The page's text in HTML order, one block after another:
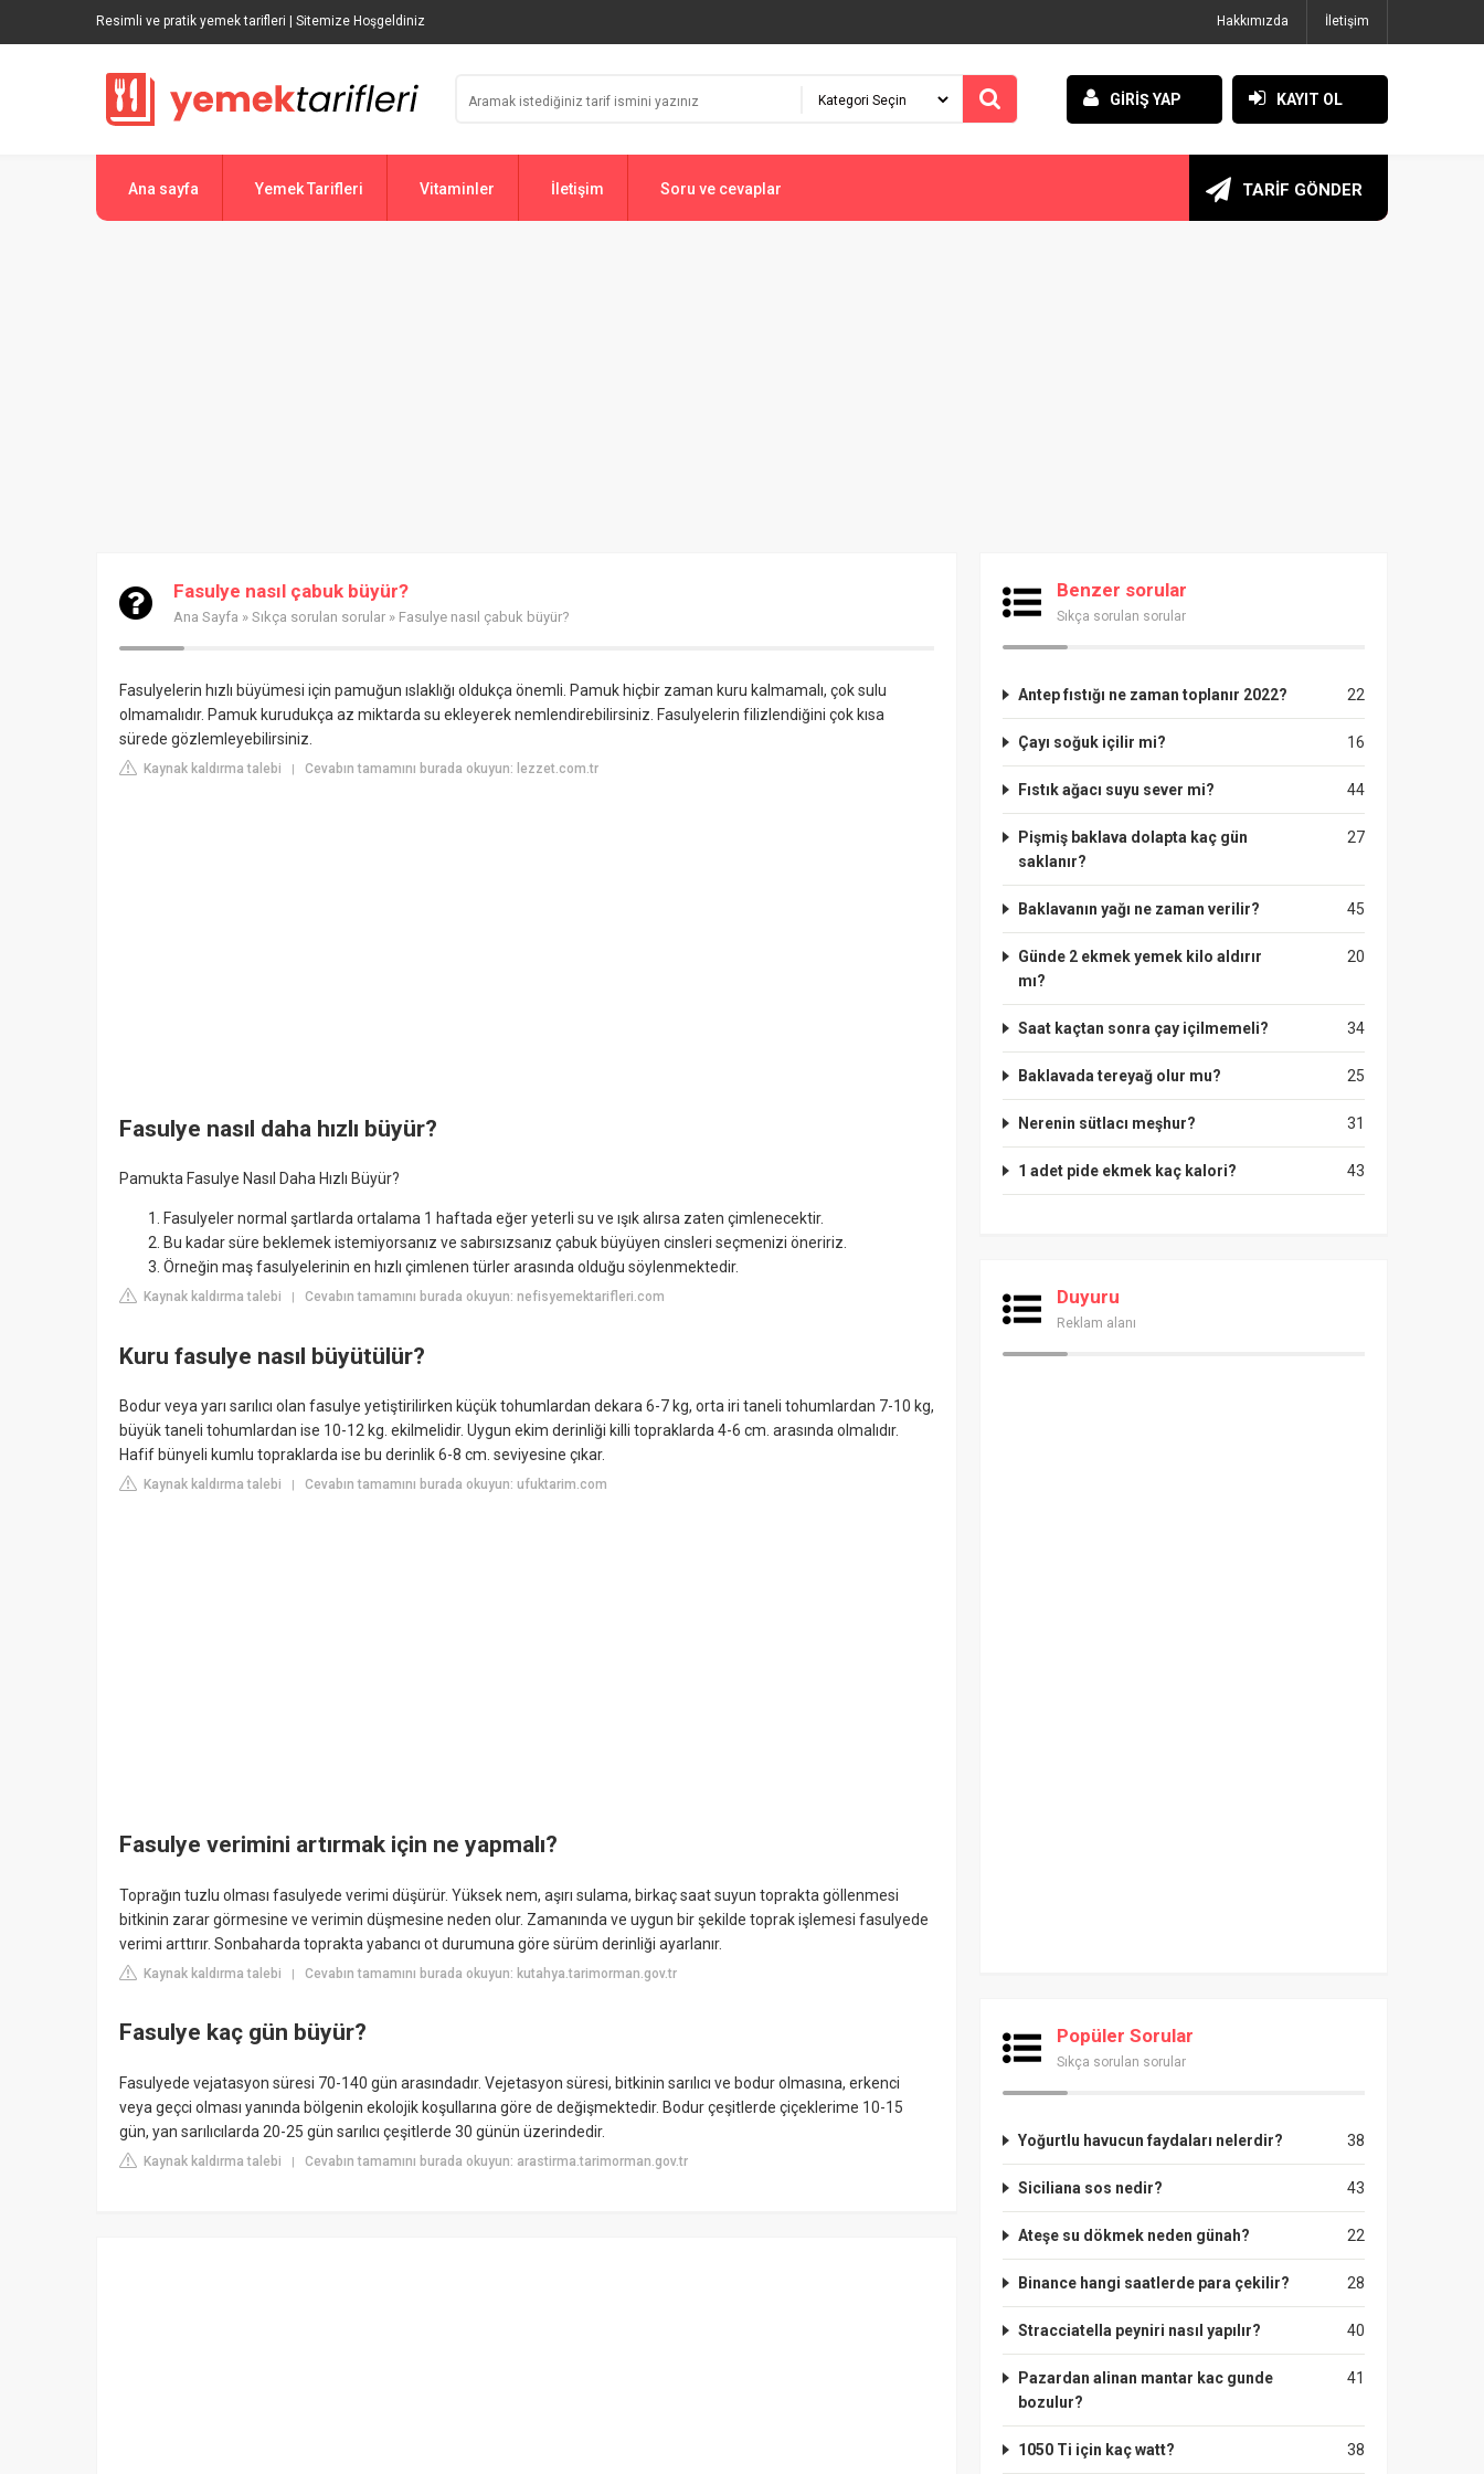
Resimli ve pratik yemek tarifleri | Sitemize Hoşgeldiniz Hakkımızda İletişim
GİRİŞ YAP KAYIT OL
Ana sayfa Yemek Tarifleri Vitaminler İletişim Soru ve cevaplar TARİF GÖNDER
Fasulye nasıl çabuk büyür?
Ana Sayfa » Sıkça sorulan sorular » Fasulye nasıl çabuk büyür?
Fasulyelerin hızlı büyümesi için pamuğun ıslaklığı oldukça önemli. Pamuk hiçbir zaman kuru kalmamalı, çok sulu
olmamalıdır. Pamuk kurudukça az miktarda su ekleyerek nemlendirebilirsiniz. Fasulyelerin filizlendiğini çok kısa
sürede gözlemleyebilirsiniz.
Kaynak kaldırma talebi | Cevabın tamamını burada okuyun: lezzet.com.tr
Fasulye nasıl daha hızlı büyür?
Pamukta Fasulye Nasıl Daha Hızlı Büyür?
Fasulyeler normal şartlarda ortalama 1 haftada eğer yeterli su ve ışık alırsa zaten çimlenecektir.
Bu kadar süre beklemek istemiyorsanız ve sabırsızsanız çabuk büyüyen cinsleri seçmenizi öneririz.
Örneğin maş fasulyelerinin en hızlı çimlenen türler arasında olduğu söylenmektedir.
Kaynak kaldırma talebi Cevabın tamamını burada okuyun: nefisyemektarifleri.com
Kuru fasulye nasıl büyütülür?
Bodur veya yarı sarılıcı olan fasulye yetiştirilirken küçük tohumlardan dekara 6-7 kg, orta iri taneli tohumlardan 7-10 kg,
büyük taneli tohumlardan ise 10-12 kg. ekilmelidir. Uygun ekim derinliği killi topraklarda 4-6 cm. arasında olmalıdır.
Hafif bünyeli kumlu topraklarda ise bu derinlik 6-8 cm. seviyesine çıkar.
Kaynak kaldırma talebi Cevabın tamamını burada okuyun: ufuktarim.com
Fasulye verimini artırmak için ne yapmalı?
Toprağın tuzlu olması fasulyede verimi düşürür. Yüksek nem, aşırı sulama, birkaç saat suyun toprakta göllenmesi
bitkinin zarar görmesine ve verimin düşmesine neden olur. Zamanında ve uygun bir şekilde toprak işlemesi fasulyede
verimi arttırır. Sonbaharda toprakta yabancı ot durumuna göre sürüm derinliği ayarlanır.
Kaynak kaldırma talebi | Cevabın tamamını burada okuyun: kutahya.tarimorman.gov.tr
Fasulye kaç gün büyür?
Fasulyede vejatasyon süresi 70-140 gün arasındadır. Vejetasyon süresi, bitkinin sarılıcı ve bodur olmasına, erkenci
veya geçci olması yanında bölgenin ekolojik koşullarına göre de değişmektedir. Bodur çeşitlerde çiçeklerime 10-15
gün, yan sarılıcılarda 20-25 gün sarılıcı çeşitlerde 30 günün üzerindedir.
Kaynak kaldırma talebi | Cevabın tamamını burada okuyun: arastirma.tarimorman.gov.tr
Benzer sorular
Sıkça sorulan sorular
22
Antep fıstığı ne zaman toplanır 2022?
16
Çayı soğuk içilir mi?
44
Fıstık ağacı suyu sever mi?
27
Pişmiş baklava dolapta kaç gün
saklanır?
45
Baklavanın yağı ne zaman verilir?
20
Günde 2 ekmek yemek kilo aldırır
mı?
34
Saat kaçtan sonra çay içilmemeli?
25
Baklavada tereyağ olur mu?
31
Nerenin sütlacı meşhur?
43
1 adet pide ekmek kaç kalori?
Duyuru
Reklam alanı
Popüler Sorular
Sıkça sorulan sorular
38
Yoğurtlu havucun faydaları nelerdir?
43
Siciliana sos nedir?
22
Ateşe su dökmek neden günah?
28
Binance hangi saatlerde para çekilir?
40
Stracciatella peyniri nasıl yapılır?
41
Pazardan alinan mantar kac gunde
bozulur?
38
1050 Ti için kaç watt?